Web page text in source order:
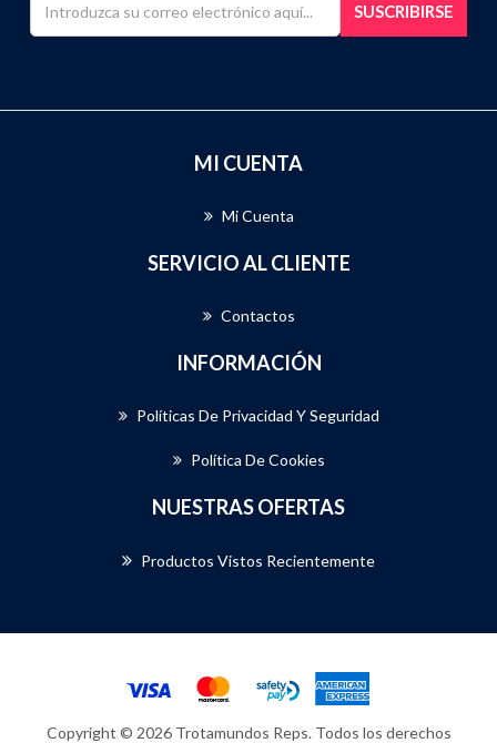
SUSCRIBIRSE
MI CUENTA
Mi Cuenta
SERVICIO AL CLIENTE
Contactos
INFORMACIÓN
Políticas De Privacidad Y Seguridad
Política De Cookies
NUESTRAS OFERTAS
Productos Vistos Recientemente
Copyright © 2026 Trotamundos Reps. Todos los derechos